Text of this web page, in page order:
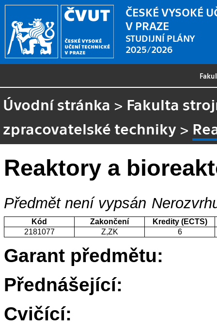
ČESKÉ VYSOKÉ
V PRAZE
STUDIJNÍ PLÁNY
2025/2026
Úvodní stránka > Fakulta
zpracovatelské techniky >
Reaktory a
Předmět není vypsán
Kód Zakončení
Kredity (ECTS)
2181077
Z,ZK 6
Garant předmětu:
Přednášející:
Cvičící: